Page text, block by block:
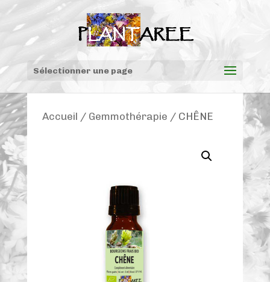
Sélectionner une page
Accueil / Gemmothérapie / CHÊNE